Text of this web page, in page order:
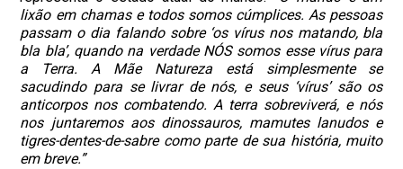
lixão em chamas e todos somos cúmplices. As pessoas
passam o dia falando sobre ‘os vírus nos matando, bla
bla bla’, quando na verdade NÓS somos esse vírus para
a Terra. A Mãe Natureza está simplesmente se
sacudindo para se livrar de nós, e seus ‘vírus’ são os
anticorpos nos combatendo. A terra sobreviverá, e nós
nos juntaremos aos dinossauros, mamutes lanudos e
tigres-dentes-de-sabre como parte de sua história, muito
em breve.”